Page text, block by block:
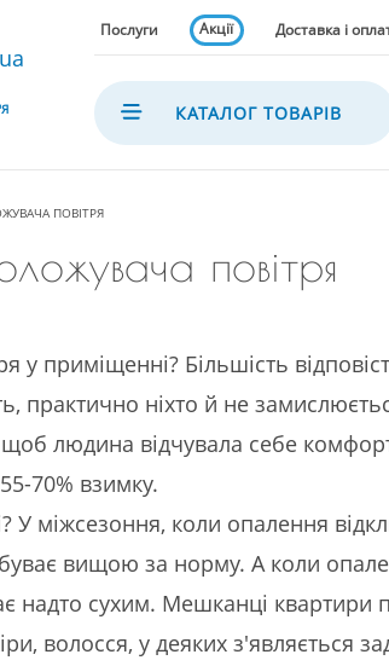
Послуги Акції Доставка і
КАТАЛОГ ТОВАРІВ
ПОВІТРЯ
повітря
у приміщенні? Більшість
практично ніхто й не
людина відчувала себе
55-70% взимку.
У міжсезоння, коли опалення
буває вищою за норму. А коли
надто сухим. Мешканці квартири
волосся, у деяких з'являється